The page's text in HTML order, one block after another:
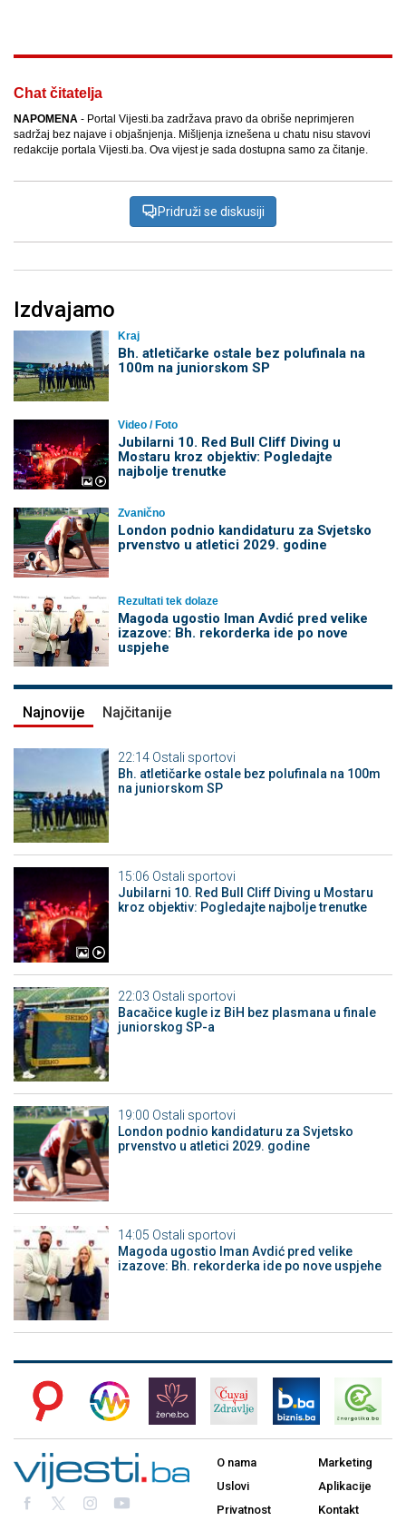
Chat čitatelja
NAPOMENA - Portal Vijesti.ba zadržava pravo da obriše neprimjeren
sadržaj bez najave i objašnjenja. Mišljenja iznešena u chatu nisu stavovi
redakcije portala Vijesti.ba. Ova vijest je sada dostupna samo za čitanje.
Pridruži se diskusiji
Izdvajamo
Kraj
Bh. atletičarke ostale bez polufinala na
100m na juniorskom SP
Video / Foto
Jubilarni 10. Red Bull Cliff Diving u
Mostaru kroz objektiv: Pogledajte
najbolje trenutke
Zvanično
London podnio kandidaturu za Svjetsko
prvenstvo u atletici 2029. godine
Rezultati tek dolaze
Magoda ugostio Iman Avdić pred velike
izazove: Bh. rekorderka ide po nove
uspjehe
Najnovije Najčitanije
22:14 Ostali sportovi
Bh. atletičarke ostale bez polufinala na 100m
na juniorskom SP
15:06 Ostali sportovi
Jubilarni 10. Red Bull Cliff Diving u Mostaru
kroz objektiv: Pogledajte najbolje trenutke
22:03 Ostali sportovi
Bacačice kugle iz BiH bez plasmana u finale
juniorskog SP-a
19:00 Ostali sportovi
London podnio kandidaturu za Svjetsko
prvenstvo u atletici 2029. godine
14:05 Ostali sportovi
Magoda ugostio Iman Avdić pred velike
izazove: Bh. rekorderka ide po nove uspjehe
O nama
Uslovi
Privatnost
Marketing
Aplikacije
Kontakt